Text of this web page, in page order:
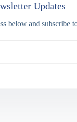
Updates
below and subscribe